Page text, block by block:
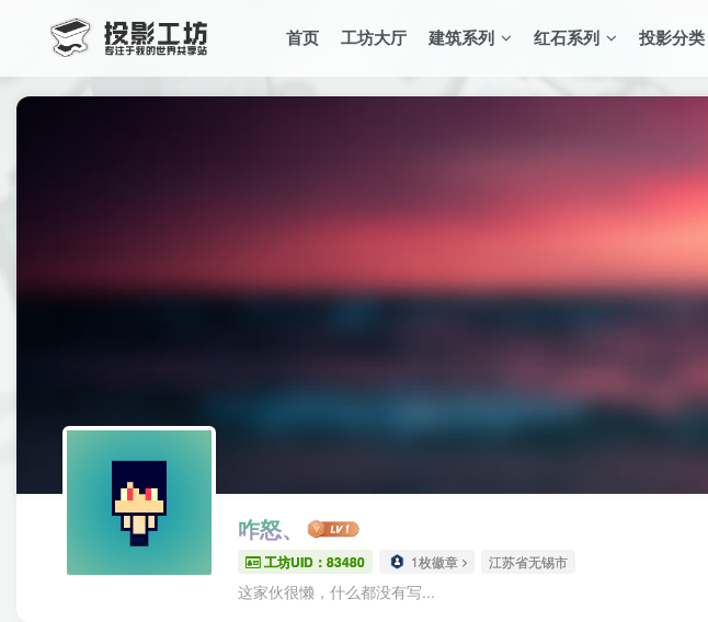
首页 工坊大厅 建筑系列 红石系列 投影分类
咋怒、
工坊UID：83480 1枚徽章 江苏省无锡市
这家伙很懒，什么都没有写...